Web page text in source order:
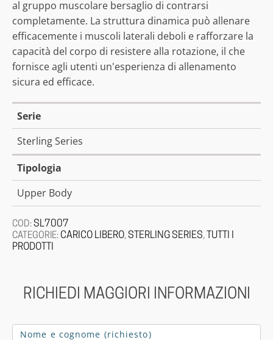
al gruppo muscolare bersaglio di contrarsi
completamente. La struttura dinamica può allenare
efficacemente i muscoli laterali deboli e rafforzare la
capacità del corpo di resistere alla rotazione, il che
fornisce agli utenti un'esperienza di allenamento
sicura ed efficace.
Serie
Sterling Series
Tipologia
Upper Body
COD: SL7007
CATEGORIE: CARICO LIBERO, STERLING SERIES,
TUTTI I
PRODOTTI
RICHIEDI MAGGIORI INFORMAZIONI